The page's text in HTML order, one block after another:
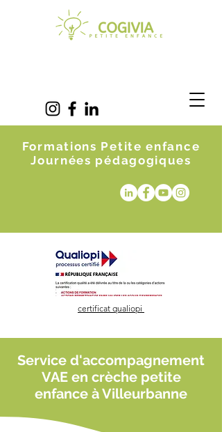
Formations Petite enfance
Journées pédagogiques
certificat qualiopi
Service d'accompagnement
VAE en crèche petite
enfance à Villeurbanne